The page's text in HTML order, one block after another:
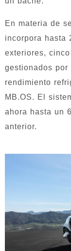
En materia de
incorpora hasta
exteriores,
gestionados
rendimiento
MB.OS. El
ahora hasta un
anterior.